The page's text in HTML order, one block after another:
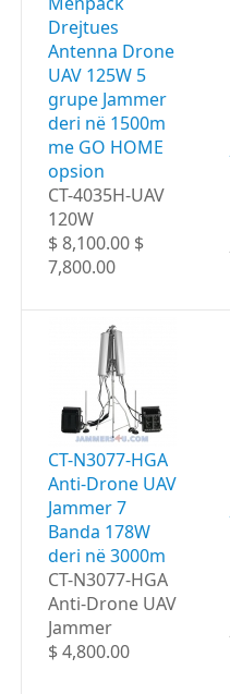
Drejtues
Antenna Drone
UAV 125W 5
grupe Jammer
deri në 1500m
me GO HOME
opsion
CT-4035H-UAV
120W
$ 8,100.00 $
7,800.00
CT-N3077-HGA
Anti-Drone UAV
Jammer 7
Banda 178W
deri në 3000m
CT-N3077-HGA
Anti-Drone UAV
Jammer
$ 4,800.00